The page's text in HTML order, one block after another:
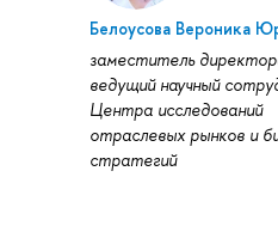
Белоусова Вероника
заместитель
ведущий научный
Центра исследований
отраслевых рынков и
стратегий